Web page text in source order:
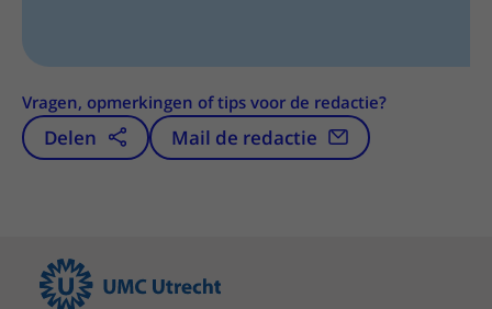
Vragen, opmerkingen of tips voor de redactie?
Delen Mail de redactie